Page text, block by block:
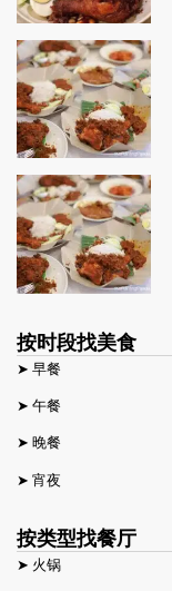
按时段找美食
➤ 早餐
➤ 午餐
➤ 晚餐
➤ 宵夜
按类型找餐厅
➤ 火锅